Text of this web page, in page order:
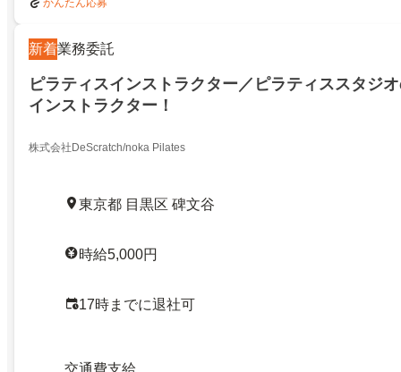
かんたん応募
新着業務委託
ピラティスインストラクター／ピラティススタジ
インストラクター！
株式会社DeScratch/noka Pilates
東京都 目黒区 碑文谷
時給5,000円
17時までに退社可
交通費支給